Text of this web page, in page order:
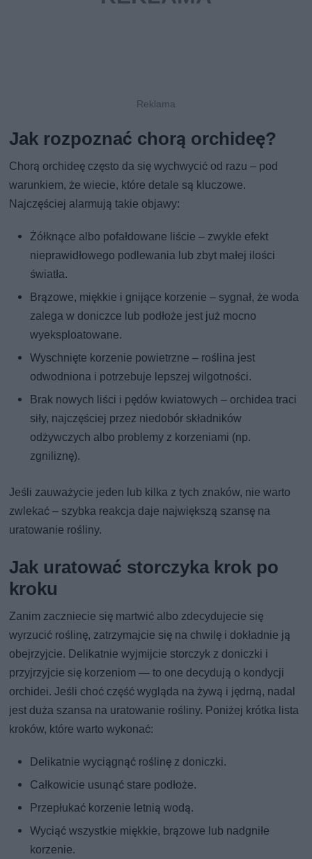
Jak rozpoznać chorą orchideę?
Chorą orchideę często da się wychwycić od razu – pod
warunkiem, że wiecie, które detale są kluczowe.
Najczęściej alarmują takie objawy:
Żółknące albo pofałdowane liście – zwykle efekt
nieprawidłowego podlewania lub zbyt małej ilości
światła.
Brązowe, miękkie i gnijące korzenie – sygnał, że woda
zalega w doniczce lub podłoże jest już mocno
wyeksploatowane.
Wyschnięte korzenie powietrzne – roślina jest
odwodniona i potrzebuje lepszej wilgotności.
Brak nowych liści i pędów kwiatowych – orchidea traci
siły, najczęściej przez niedobór składników
odżywczych albo problemy z korzeniami (np.
zgniliznę).
Jeśli zauważycie jeden lub kilka z tych znaków, nie warto
zwlekać – szybka reakcja daje największą szansę na
uratowanie rośliny.
Jak uratować storczyka krok po
kroku
Zanim zaczniecie się martwić albo zdecydujecie się
wyrzucić roślinę, zatrzymajcie się na chwilę i dokładnie ją
obejrzyjcie. Delikatnie wyjmijcie storczyk z doniczki i
przyjrzyjcie się korzeniom — to one decydują o kondycji
orchidei. Jeśli choć część wygląda na żywą i jędrną, nadal
jest duża szansa na uratowanie rośliny. Poniżej krótka lista
kroków, które warto wykonać:
Delikatnie wyciągnąć roślinę z doniczki.
Całkowicie usunąć stare podłoże.
Przepłukać korzenie letnią wodą.
Wyciąć wszystkie miękkie, brązowe lub nadgniłe
korzenie.